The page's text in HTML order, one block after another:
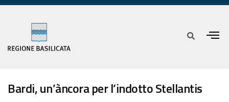
Bardi, un’àncora per l’indotto Stellantis